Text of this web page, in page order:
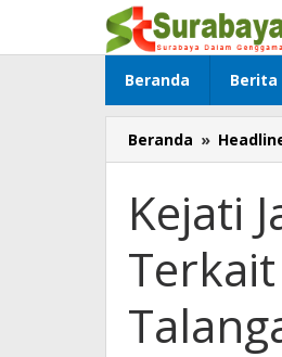
konten
Beranda Berita
Beranda »
Kejati